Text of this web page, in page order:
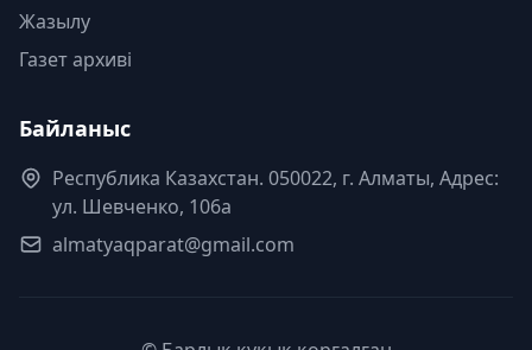
Жазылу
Газет архиві
Байланыс
Республика Казахстан. 050022, г. Алматы, Адрес:
ул. Шевченко, 106а
almatyaqparat@gmail.com